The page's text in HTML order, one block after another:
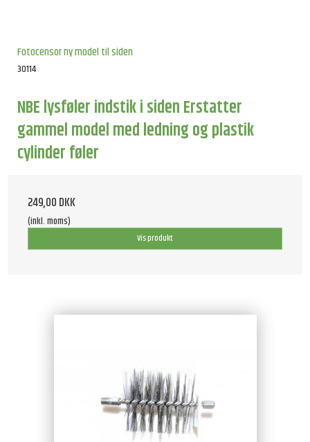
Fotocensor ny model til siden
30114
NBE lysføler indstik i siden Erstatter
gammel model med ledning og plastik
cylinder føler
249,00 DKK
(inkl. moms)
Vis produkt